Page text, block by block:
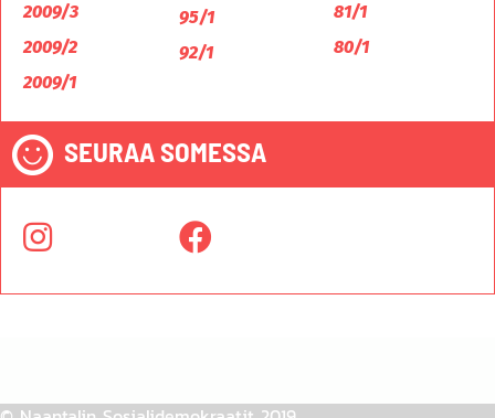
2009/3
2009/2
2009/1
95/1
92/1
81/1
80/1
SEURAA SOMESSA